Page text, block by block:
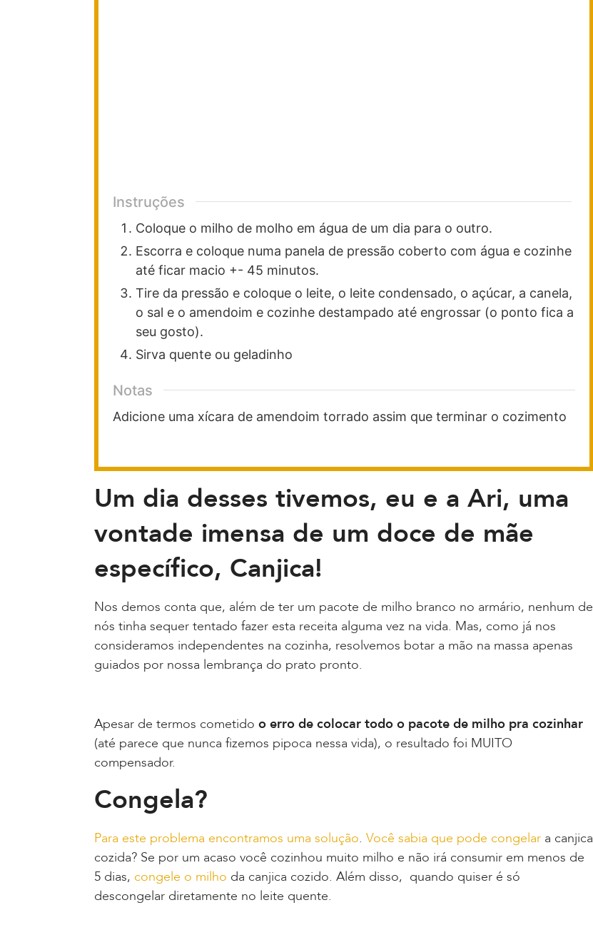
Instruções
Coloque o milho de molho em água de um dia para o outro.
Escorra e coloque numa panela de pressão coberto com água e cozinhe
até ficar macio +- 45 minutos.
Tire da pressão e coloque o leite, o leite condensado, o açúcar, a canela,
o sal e o amendoim e cozinhe destampado até engrossar (o ponto fica a
seu gosto).
Sirva quente ou geladinho
Notas
Adicione uma xícara de amendoim torrado assim que terminar o cozimento
Um dia desses tivemos, eu e a Ari, uma
vontade imensa de um doce de mãe
específico, Canjica!
Nos demos conta que, além de ter um pacote de milho branco no armário, nenhum de
nós tinha sequer tentado fazer esta receita alguma vez na vida. Mas, como já nos
consideramos independentes na cozinha, resolvemos botar a mão na massa apenas
guiados por nossa lembrança do prato pronto.
Apesar de termos cometido o erro de colocar todo o pacote de milho pra cozinhar
(até parece que nunca fizemos pipoca nessa vida), o resultado foi MUITO
compensador.
Congela?
Para este problema encontramos uma solução. Você sabia que pode congelar a canjica
cozida? Se por um acaso você cozinhou muito milho e não irá consumir em menos de
5 dias, congele o milho da canjica cozido. Além disso, quando quiser é só
descongelar diretamente no leite quente.